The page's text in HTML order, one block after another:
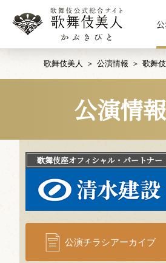
歌舞伎美人 公演情報 歌舞
公演情
歌舞伎座オフィシャル・パートナー
公演チラシアーカイブ